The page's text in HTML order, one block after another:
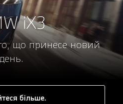
iX3
що принесе новий
день.
більше.